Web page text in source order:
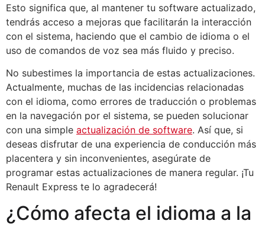
Esto significa que, al mantener tu software actualizado,
tendrás acceso a mejoras que facilitarán la interacción
con el sistema, haciendo que el cambio de idioma o el
uso de comandos de voz sea más fluido y preciso.
No subestimes la importancia de estas actualizaciones.
Actualmente, muchas de las incidencias relacionadas
con el idioma, como errores de traducción o problemas
en la navegación por el sistema, se pueden solucionar
con una simple actualización de software. Así que, si
deseas disfrutar de una experiencia de conducción más
placentera y sin inconvenientes, asegúrate de
programar estas actualizaciones de manera regular. ¡Tu
Renault Express te lo agradecerá!
¿Cómo afecta el idioma a la